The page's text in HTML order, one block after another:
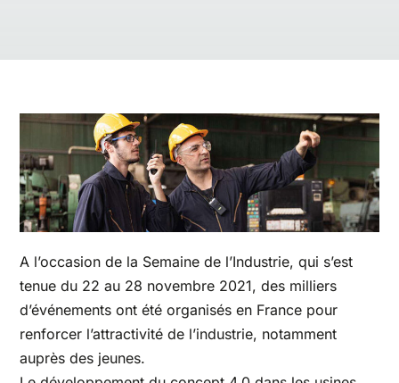
A l’occasion de la Semaine de l’Industrie, qui s’est
tenue du 22 au 28 novembre 2021, des milliers
d’événements ont été organisés en France pour
renforcer l’attractivité de l’industrie, notamment
auprès des jeunes.